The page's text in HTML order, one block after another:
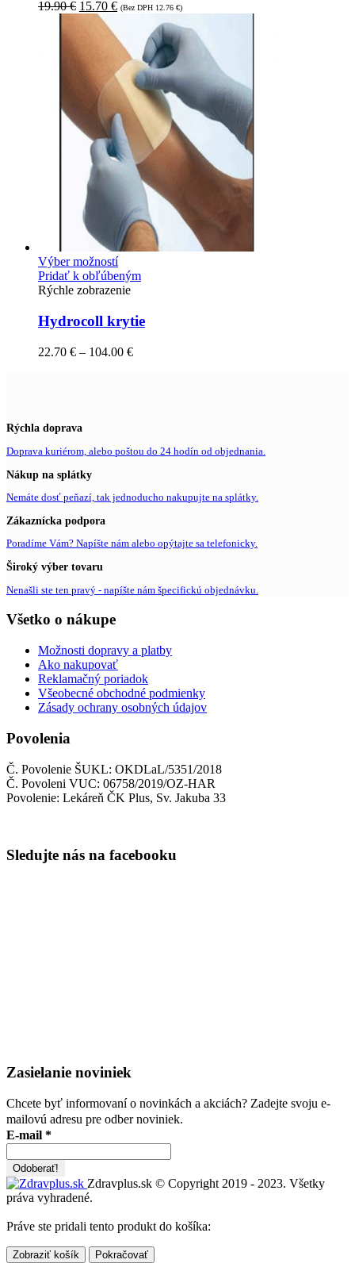
19.90€ 15.70 € (Bez DPH 12.76 €)
Výber možností
Pridať k obľúbeným
Rýchle zobrazenie
Hydrocoll krytie
22.70 € – 104.00 €
Rýchla doprava
Doprava kuriérom, alebo poštou do 24 hodín od objednania.
Nákup na splátky
Nemáte dosť peňazí, tak jednoducho nakupujte na splátky.
Zákaznícka podpora
Poradíme Vám? Napíšte nám alebo opýtajte sa telefonicky.
Široký výber tovaru
Nenašli ste ten pravý - napíšte nám špecifickú objednávku.
Všetko o nákupe
Možnosti dopravy a platby
Ako nakupovať
Reklamačný poriadok
Všeobecné obchodné podmienky
Zásady ochrany osobných údajov
Povolenia
Č. Povolenie ŠUKL: OKDLaL/5351/2018
Č. Povoleni VUC: 06758/2019/OZ-HAR
Povolenie: Lekáreň ČK Plus, Sv. Jakuba 33
Sledujte nás na facebooku
Zasielanie noviniek
Chcete byť informovaní o novinkách a akciách? Zadejte svoju e-
mailovú adresu pre odber noviniek.
E-mail *
Zdravplus.sk © Copyright 2019 - 2023. Všetky
práva vyhradené.
Práve ste pridali tento produkt do košíka:
Zobraziť košík Pokračovať